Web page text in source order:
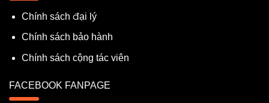
Chính sách đại lý
Chính sách bảo hành
Chính sách cộng tác viên
FACEBOOK FANPAGE